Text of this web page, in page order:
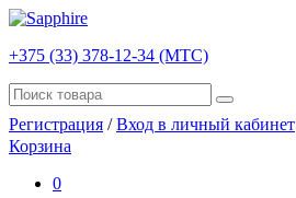
+375 (33) 378-12-34 (МТС)
Регистрация /Вход в личный кабинет
Корзина
0